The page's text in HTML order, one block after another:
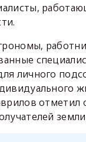
личного
отметил